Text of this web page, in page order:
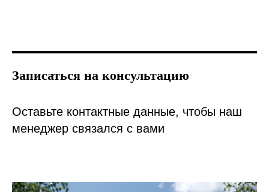
Записаться на консультацию
Оставьте контактные данные, чтобы наш
менеджер связался с вами